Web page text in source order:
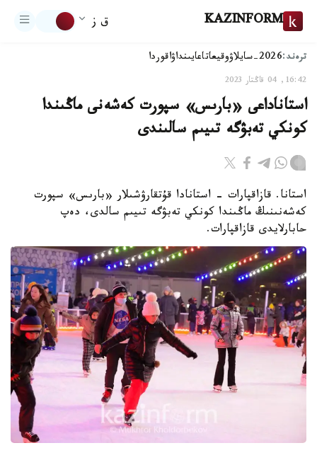
KAZINFORM ق ز
ترەند:2026-سايلاۋ وقيعاتاعايىنداۋاقوردا
16:42, 04 قاڭتار 2023
استاناداعى «بارىس» سپورت كەشەنى ماڭىندا
كونكي تەبۋگە تىيىم سالىندى
استانا. قازاقپارات - استانادا قۇتقارۋشىلار «بارىس» سپورت
كەشەنىنىڭ ماڭىندا كونكي تەبۋگە تىيىم سالدى، دەپ
حابارلايدى قازاقپارات.